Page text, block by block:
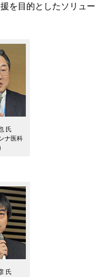
を目的としたソリュー
氏
ナ医科
氏